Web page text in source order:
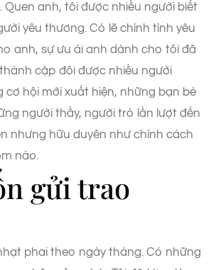
Quen anh, tôi được nhiều người biết
yêu thương. Có lẽ chính tình yêu
anh, sự ưu ái anh dành cho tôi đã
cặp đôi được nhiều người
cơ hội mới xuất hiện, những bạn bè
người thầy, người trò lần lượt đến
nhưng hữu duyên như chính cách
nào.
gửi trao
phai theo ngày tháng. Có những